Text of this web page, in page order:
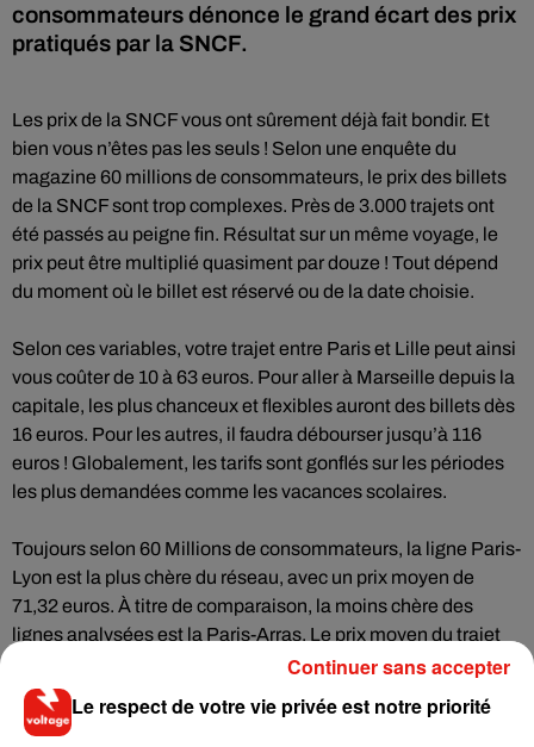
consommateurs dénonce le grand écart des prix
pratiqués par la SNCF.
Les prix de la SNCF vous ont sûrement déjà fait bondir. Et
bien vous n’êtes pas les seuls ! Selon une enquête du
magazine 60 millions de consommateurs, le prix des billets
de la SNCF sont trop complexes. Près de 3.000 trajets ont
été passés au peigne fin. Résultat sur un même voyage, le
prix peut être multiplié quasiment par douze ! Tout dépend
du moment où le billet est réservé ou de la date choisie.
Selon ces variables, votre trajet entre Paris et Lille peut ainsi
vous coûter de 10 à 63 euros. Pour aller à Marseille depuis la
capitale, les plus chanceux et flexibles auront des billets dès
16 euros. Pour les autres, il faudra débourser jusqu’à 116
euros ! Globalement, les tarifs sont gonflés sur les périodes
les plus demandées comme les vacances scolaires.
Toujours selon 60 Millions de consommateurs, la ligne Paris-
Lyon est la plus chère du réseau, avec un prix moyen de
71,32 euros. À titre de comparaison, la moins chère des
lignes analysées est la Paris-Arras. Le prix moyen du trajet
Le respect de votre vie privée est notre priorité
Continuer sans accepter